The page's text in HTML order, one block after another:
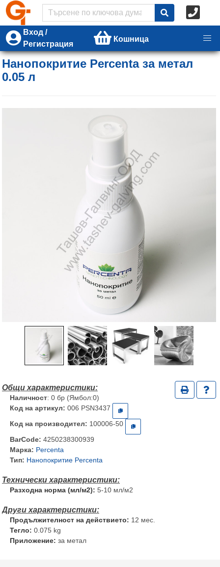
Вход /
Регистрация
Кошница
Нанопокритие Percenta за метал
0.05 л
Наличност: 0 бр (Ямбол:0)
Код на артикул: 006 PSN3437
Код на производител: 100006-50
BarCode: 4250238300939
Марка: Percenta
Тип: Нанопокритие Percenta
Разходна норма (мл/м2): 5-10 мл/м2
Продължителност на действието: 12 мес.
Тегло: 0.075 kg
Приложение: за метал